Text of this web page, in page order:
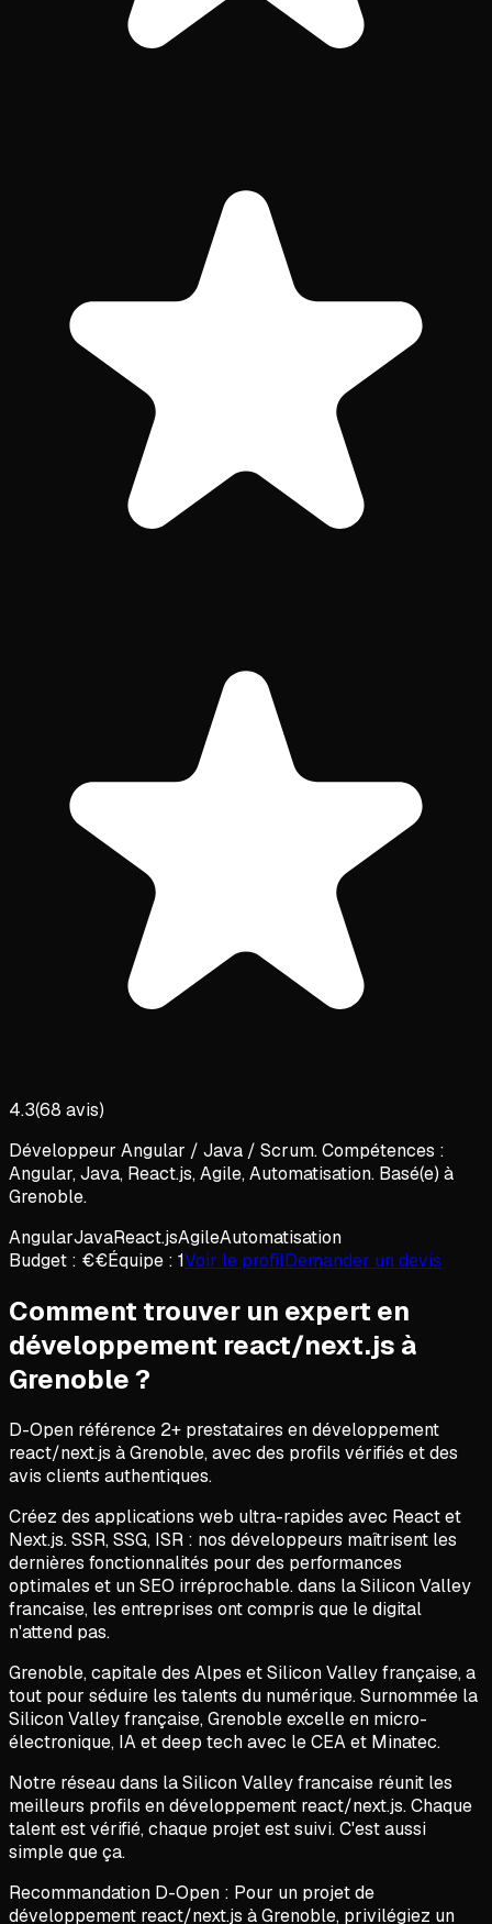
4.3(68 avis)
Développeur Angular / Java / Scrum. Compétences :
Angular, Java, React.js, Agile, Automatisation. Basé(e) à
Grenoble.
AngularJavaReact.jsAgileAutomatisation
Budget : €€Équipe : 1Voir le profilDemander un devis
Comment trouver un expert en
développement react/next.js à
Grenoble?
D-Open référence 2+ prestataires endéveloppement
react/next.js àGrenoble, avec des profils vérifiés et des
avis clients authentiques.
Créez des applications web ultra-rapides avec React et
Next.js. SSR, SSG, ISR : nos développeurs maîtrisent les
dernières fonctionnalités pour des performances
optimales et un SEO irréprochable. dans la Silicon Valley
francaise, les entreprises ont compris que le digital
n'attend pas.
Grenoble, capitale des Alpes et Silicon Valley française, a
tout pour séduire les talents du numérique. Surnommée la
Silicon Valley française, Grenoble excelle en micro-
électronique, IA et deep tech avec le CEA et Minatec.
Notre réseau dans la Silicon Valley francaise réunit les
meilleurs profils en développement react/next.js. Chaque
talent est vérifié, chaque projet est suivi. C'est aussi
simple que ça.
Recommandation D-Open : Pour un projet de
développement react/next.js àGrenoble, privilégiez un